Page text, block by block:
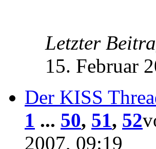
Letzter
15. Februar
Der KISS
1 ... 50, 51, 52
2007, 09:19